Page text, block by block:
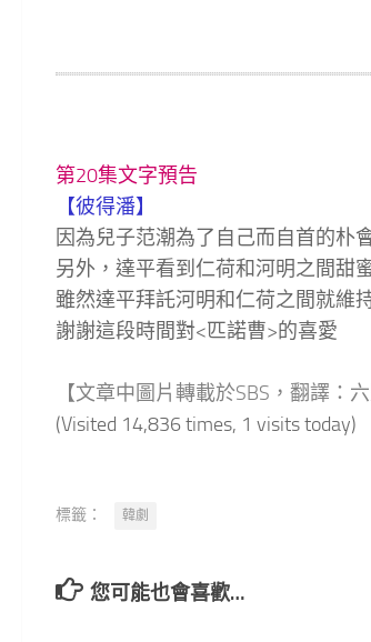
第20集文字預告
【彼得潘】
因為兒子范潮為了自己而自首的朴
另外，達平看到仁荷和河明之間甜
雖然達平拜託河明和仁荷之間就維
謝謝這段時間對<匹諾曹>的喜愛
【文章中圖片轉載於SBS，翻譯 ：
(Visited 14,836 times, 1 visits today)
標籤： 韓劇
您可能也會喜歡…